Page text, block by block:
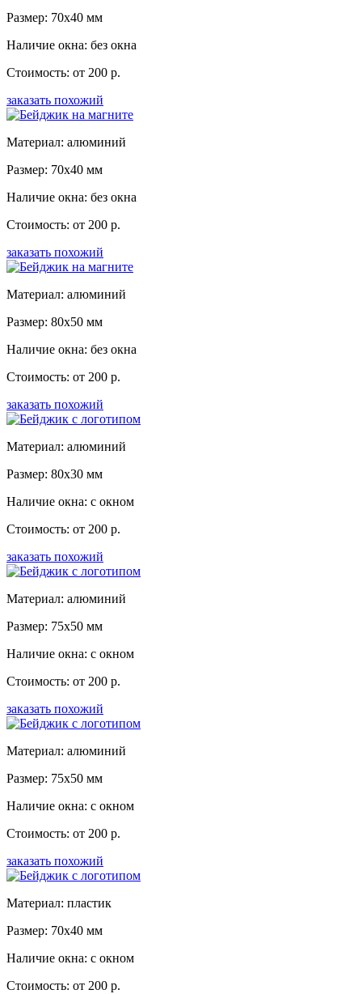
Размер: 70x40 мм
Наличие окна: без окна
Стоимость: от 200 р.
заказать похожий
Материал: алюминий
Размер: 70x40 мм
Наличие окна: без окна
Стоимость: от 200 р.
заказать похожий
Материал: алюминий
Размер: 80x50 мм
Наличие окна: без окна
Стоимость: от 200 р.
заказать похожий
Материал: алюминий
Размер: 80x30 мм
Наличие окна: с окном
Стоимость: от 200 р.
заказать похожий
Материал: алюминий
Размер: 75x50 мм
Наличие окна: с окном
Стоимость: от 200 р.
заказать похожий
Материал: алюминий
Размер: 75x50 мм
Наличие окна: с окном
Стоимость: от 200 р.
заказать похожий
Материал: пластик
Размер: 70x40 мм
Наличие окна: с окном
Стоимость: от 200 р.